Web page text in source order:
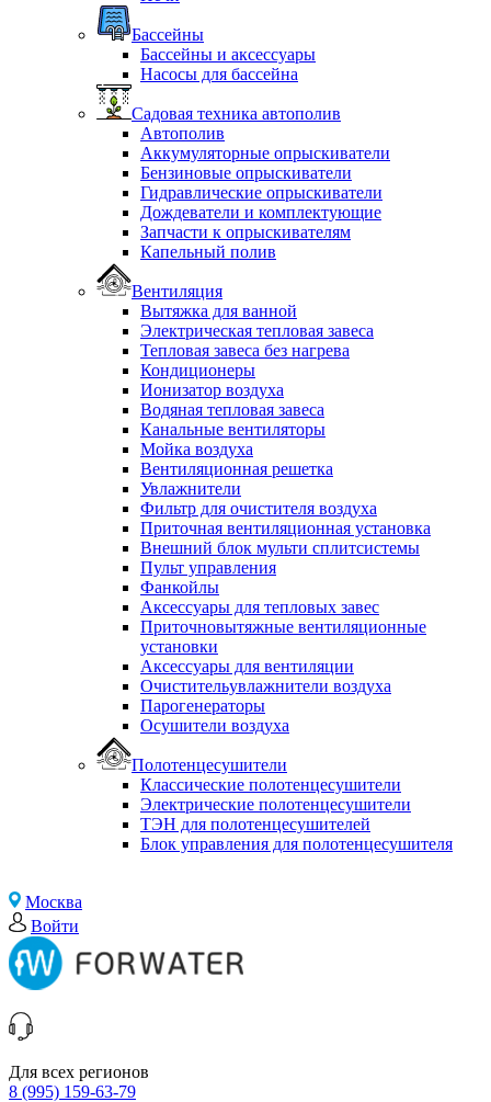
Бассейны
Бассейны и аксессуары
Насосы для бассейна
Садовая техника автополив
Автополив
Аккумуляторные опрыскиватели
Бензиновые опрыскиватели
Гидравлические опрыскиватели
Дождеватели и комплектующие
Запчасти к опрыскивателям
Капельный полив
Вентиляция
Вытяжка для ванной
Электрическая тепловая завеса
Тепловая завеса без нагрева
Кондиционеры
Ионизатор воздуха
Водяная тепловая завеса
Канальные вентиляторы
Мойка воздуха
Вентиляционная решетка
Увлажнители
Фильтр для очистителя воздуха
Приточная вентиляционная установка
Внешний блок мульти сплитсистемы
Пульт управления
Фанкойлы
Аксессуары для тепловых завес
Приточновытяжные вентиляционные
установки
Аксессуары для вентиляции
Очистительувлажнители воздуха
Парогенераторы
Осушители воздуха
Полотенцесушители
Классические полотенцесушители
Электрические полотенцесушители
ТЭН для полотенцесушителей
Блок управления для полотенцесушителя
Москва
Войти
Для всех регионов
8 (995) 159-63-79